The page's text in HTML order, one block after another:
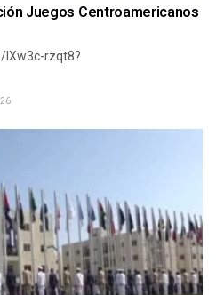
Juegos Centroamericanos
IXw3c-rzqt8?